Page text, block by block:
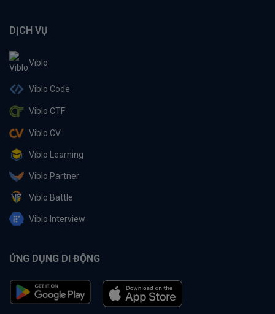
DỊCH VỤ
Viblo
Viblo Code
Viblo CTF
Viblo CV
Viblo Learning
Viblo Partner
Viblo Battle
Viblo Interview
ỨNG DỤNG DI ĐỘNG